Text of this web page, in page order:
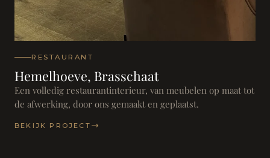
RESTAURANT
Hemelhoeve, Brasschaat
Een volledig restaurantinterieur, van meubelen op maat tot
de afwerking, door ons gemaakt en geplaatst.
BEKIJK PROJECT